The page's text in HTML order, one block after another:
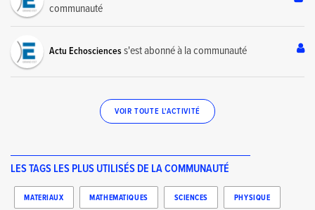
communauté
Actu Echosciences s'est abonné à la communauté
VOIR TOUTE L'ACTIVITÉ
LES TAGS LES PLUS UTILISÉS DE LA COMMUNAUTÉ
MATERIAUX MATHEMATIQUES SCIENCES PHYSIQUE